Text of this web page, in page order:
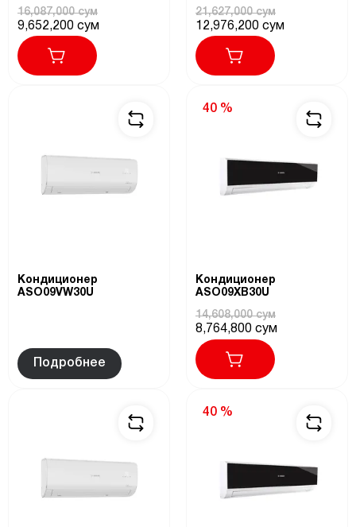
16,087,000 сум
9,652,200 сум
21,627,000 сум
12,976,200 сум
Кондиционер
ASO09VW30U
Подробнее
40 %
Кондиционер
ASO09XB30U
14,608,000 сум
8,764,800 сум
40 %